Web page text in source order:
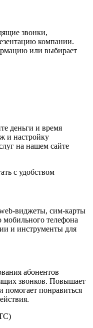
звонки,
компании.
или выбирает
деньги и время
и настройку
на нашем сайте
с удобством
виджеты, сим-карты
телефона
и инструменты для
абонентов
звонков. Повышает
помогает понравиться